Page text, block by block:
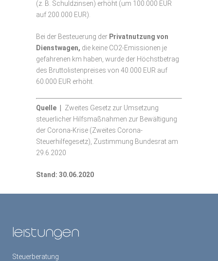
(z. B. Schuldzinsen) erhöht (um 100.000 EUR
auf 200.000 EUR).
Bei der Besteuerung der Privatnutzung von
Dienstwagen, die keine CO2-Emissionen je
gefahrenen km haben, wurde der Höchstbetrag
des Bruttolistenpreises von 40.000 EUR auf
60.000 EUR erhöht.
Quelle |
Zweites Gesetz zur Umsetzung
steuerlicher Hilfsmaßnahmen zur Bewältigung
der Corona-Krise (Zweites Corona-
Steuerhilfegesetz), Zustimmung Bundesrat am
29.6.2020
Stand: 30.06.2020
leistungen
Steuerberatung